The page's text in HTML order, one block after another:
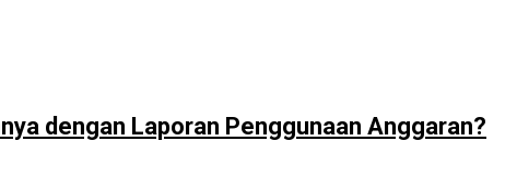
dengan Laporan Penggunaan Anggaran?